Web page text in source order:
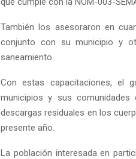
También los asesoraron en
conjunto con su municipio y
saneamiento.
Con estas capacitaciones, el
municipios y sus comunidades
descargas residuales en los
presente año.
La población interesada en